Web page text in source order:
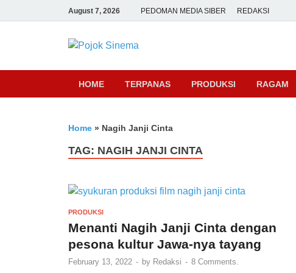
August 7, 2026 PEDOMAN MEDIA SIBER REDAKSI
Pojok Sinema
HOME TERPANAS PRODUKSI RAGAM
Home » Nagih Janji Cinta
TAG: NAGIH JANJI CINTA
PRODUKSI
Menanti Nagih Janji Cinta dengan
pesona kultur Jawa-nya tayang
February 13, 2022 - by Redaksi - 8 Comments.